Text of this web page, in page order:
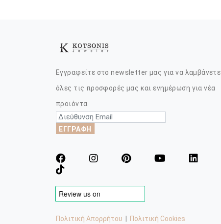
Εγγραφείτε στο newsletter μας για να λαμβάνετε
όλες τις προσφορές μας και ενημέρωση για νέα
προϊόντα.
ΕΓΓΡΑΦΗ
Πολιτική Απορρήτου Πολιτική Cookies